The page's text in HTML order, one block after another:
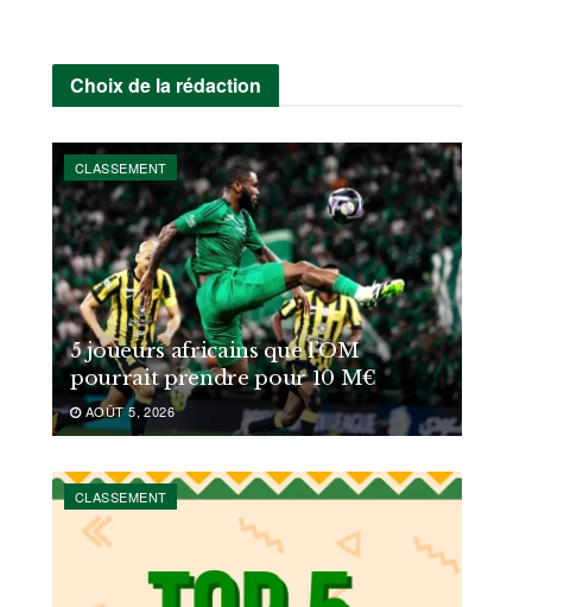
Choix de la rédaction
CLASSEMENT
5 joueurs africains que l’OM
pourrait prendre pour 10 M€
AOÛT 5, 2026
CLASSEMENT